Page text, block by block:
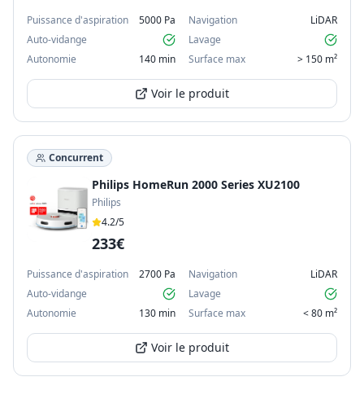
Puissance d'aspiration 5000 Pa Navigation
LiDAR
Auto-vidange
Lavage
Autonomie
140 min Surface max > 150 m²
Voir le produit
Concurrent
Philips HomeRun 2000 Series XU2100
Philips
4.2/5
233€
Puissance d'aspiration 2700 Pa Navigation
LiDAR
Auto-vidange
Lavage
Autonomie
130 min Surface max < 80 m²
Voir le produit